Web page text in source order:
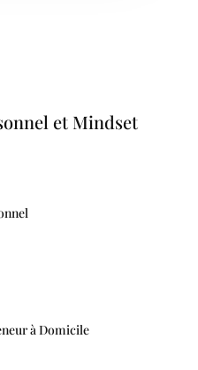
et Mindset
à Domicile